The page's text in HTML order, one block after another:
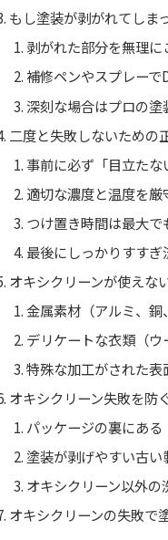
もし塗装が剥がれてしま
剥がれた部分を無理
補修ペンやスプレーで
深刻な場合はプロの塗
二度と失敗しないための
事前に必ず「目立た
適切な濃度と温度を厳
つけ置き時間は最大
最後にしっかりすす
オキシクリーンが使えな
金属素材（アルミ、銅
デリケートな衣類（ウ
特殊な加工がされた表
オキシクリーン失敗を防
パッケージの裏にあ
塗装が剥げやすい古
オキシクリーン以外
オキシクリーンの失敗で